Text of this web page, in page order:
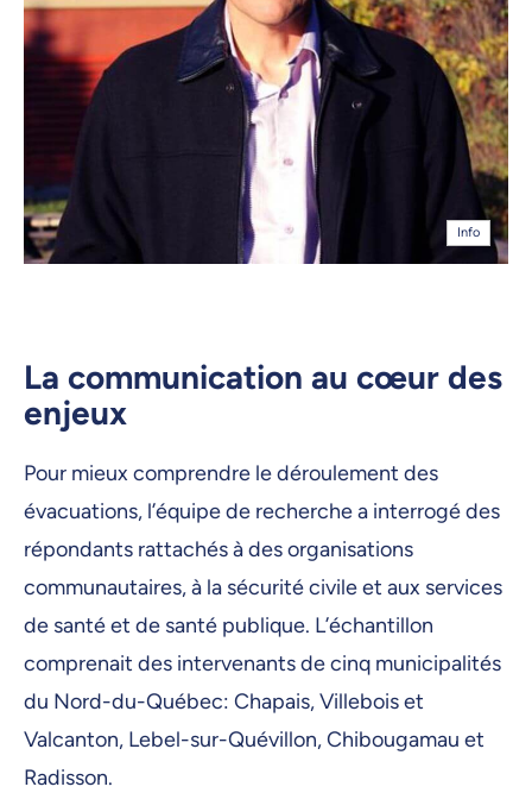
Info
La communication au cœur des
enjeux
Pour mieux comprendre le déroulement des
évacuations, l’équipe de recherche a interrogé des
répondants rattachés à des organisations
communautaires, à la sécurité civile et aux services
de santé et de santé publique. L’échantillon
comprenait des intervenants de cinq municipalités
du Nord-du-Québec: Chapais, Villebois et
Valcanton, Lebel-sur-Quévillon, Chibougamau et
Radisson.